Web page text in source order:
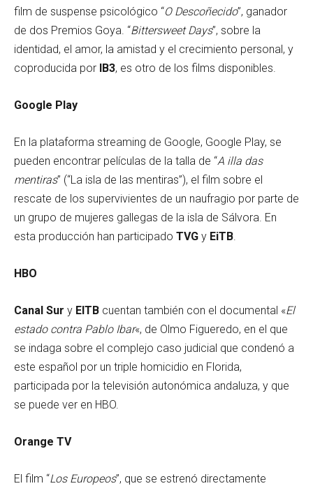
film de suspense psicológico “O Descoñecido”, ganador
de dos Premios Goya. “Bittersweet Days”, sobre la
identidad, el amor, la amistad y el crecimiento personal, y
coproducida por IB3, es otro de los films disponibles.
Google Play
En la plataforma streaming de Google, Google Play, se
pueden encontrar películas de la talla de “A illa das
mentiras” (“La isla de las mentiras”), el film sobre el
rescate de los supervivientes de un naufragio por parte de
un grupo de mujeres gallegas de la isla de Sálvora. En
esta producción han participado TVG y EiTB
HBO
Canal Sur y EITB cuentan también con el documental «El
estado contra Pablo Ibar«, de Olmo Figueredo, en el que
se indaga sobre el complejo caso judicial que condenó a
este español por un triple homicidio en Florida,
participada por la televisión autonómica andaluza, y que
se puede ver en HBO.
Orange TV
El film “Los Europeos”, que se estrenó directamente